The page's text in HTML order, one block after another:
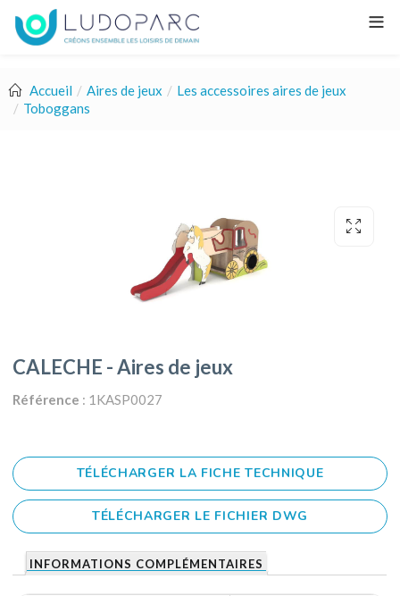
Accueil Aires de jeux
Les accessoires aires de jeux
Toboggans
CALECHE - Aires de jeux
Référence : 1KASP0027
TÉLÉCHARGER LA FICHE TECHNIQUE
TÉLÉCHARGER LE FICHIER DWG
INFORMATIONS COMPLÉMENTAIRES